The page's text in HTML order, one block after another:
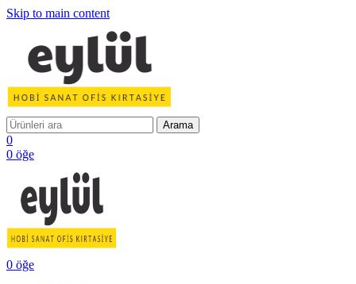
Skip to main content
Arama
0
0 öğe
0 öğe